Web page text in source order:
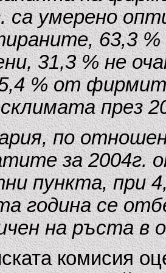
са умерено
63,3
31,3 % не
% от
през
по
за 2004г.
пункта, при
година се
на ръста в
комисия